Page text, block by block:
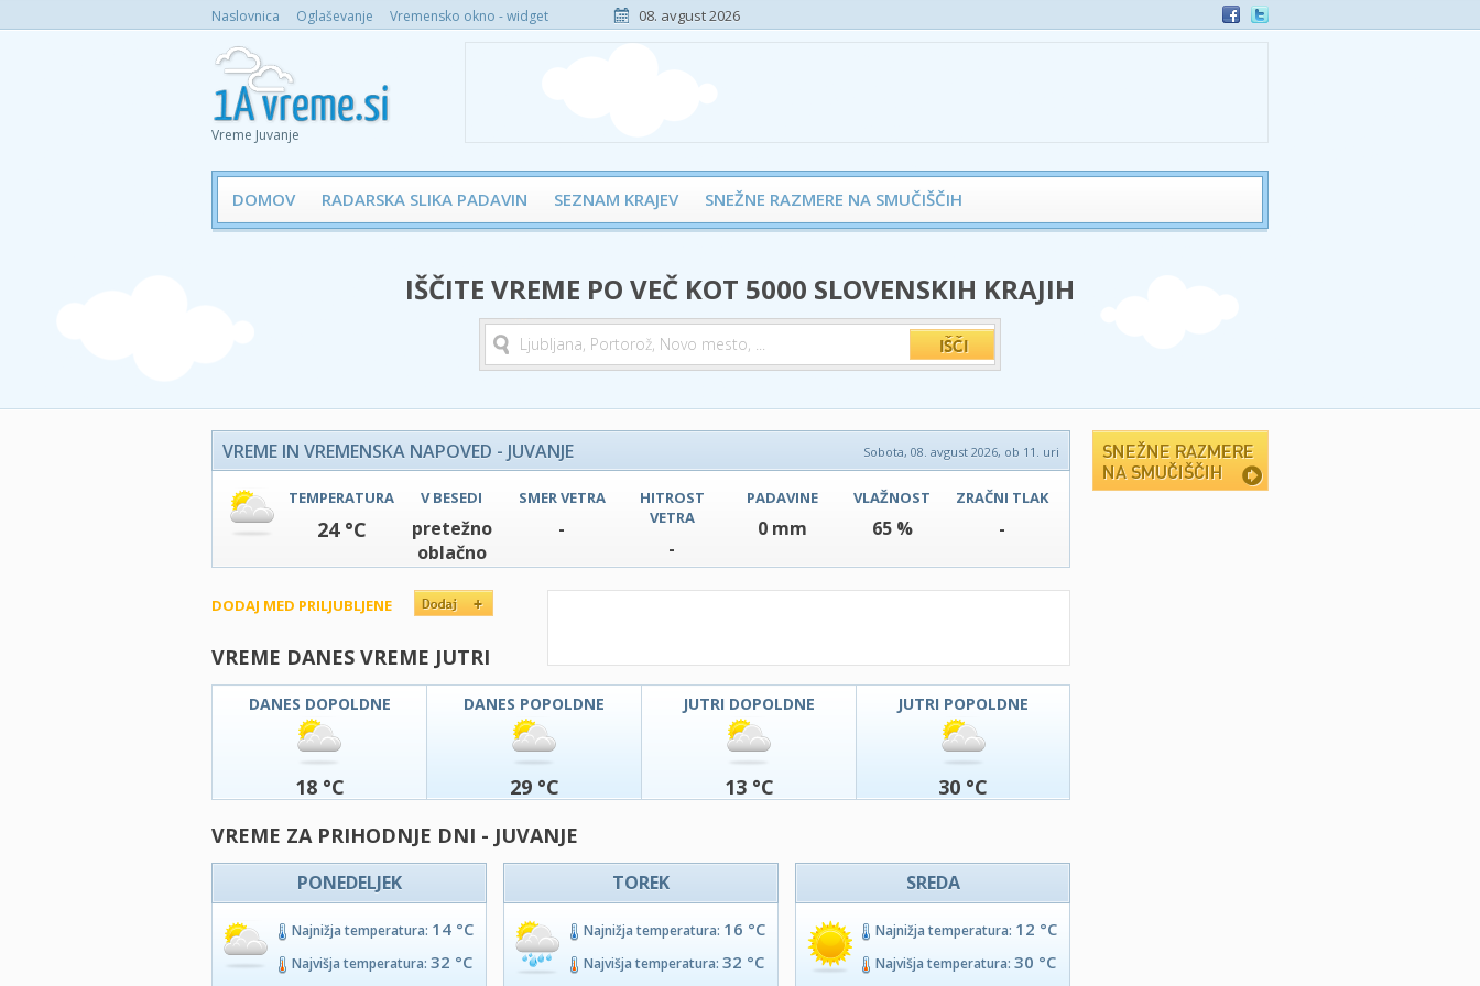
Naslovnica Oglaševanje Vremensko okno - widget 08. avgust 2026
Vreme Juvanje
DOMOV RADARSKA SLIKA PADAVIN SEZNAM KRAJEV SNEŽNE RAZMERE NA SMUČIŠČIH
IŠČITE VREME PO VEČ KOT 5000 SLOVENSKIH KRAJIH
VREME IN VREMENSKA NAPOVED - JUVANJE Sobota, 08. avgust 2026, ob 11. uri
TEMPERATURA
24 °C
V BESEDI
pretežno
oblačno
SMER VETRA
-
HITROST
VETRA
-
PADAVINE
0 mm
VLAŽNOST
65 %
ZRAČNI TLAK
-
DODAJ MED PRILJUBLJENE
VREME DANES VREME JUTRI
DANES DOPOLDNE
18 °C
DANES POPOLDNE
29 °C
JUTRI DOPOLDNE
13 °C
JUTRI POPOLDNE
30 °C
VREME ZA PRIHODNJE DNI - JUVANJE
PONEDELJEK
Najnižja temperatura: 14 °C
Najvišja temperatura: 32 °C
TOREK
Najnižja temperatura: 16 °C
Najvišja temperatura: 32 °C
SREDA
Najnižja temperatura: 12 °C
Najvišja temperatura: 30 °C